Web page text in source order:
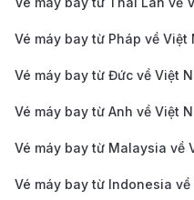
thành phố rất thuận tiện,
đầu hành trình khám phá
các điểm du lịch nổi bật
tâm Nha Trang
Vé máy bay từ Pháp về Việt
Vé máy bay từ Đức về Việt
Vé máy bay từ Anh về Việt
Vé máy bay từ Malaysia về
Vé máy bay từ Indonesia về